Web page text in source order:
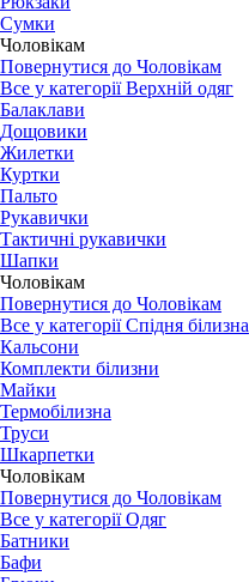
Сумки
Чоловікам
Повернутися до Чоловікам
Все у категорії Верхній одяг
Балаклави
Дощовики
Жилетки
Куртки
Пальто
Рукавички
Тактичні рукавички
Шапки
Чоловікам
Повернутися до Чоловікам
Все у категорії Спідня білизна
Кальсони
Комплекти білизни
Майки
Термобілизна
Труси
Шкарпетки
Чоловікам
Повернутися до Чоловікам
Все у категорії Одяг
Батники
Бафи